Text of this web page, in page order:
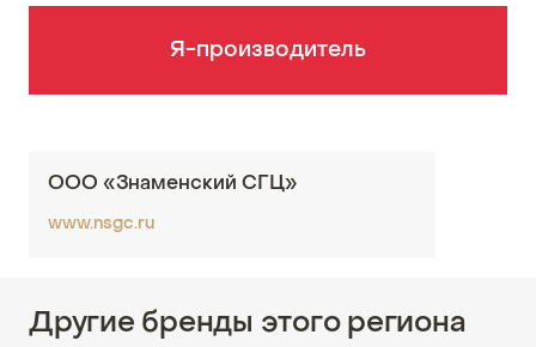
Я-производитель
ООО «Знаменский СГЦ»
www.nsgc.ru
Другие бренды этого региона